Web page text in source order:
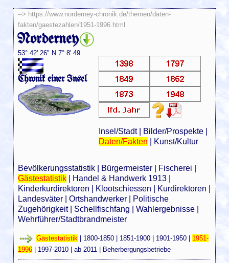
--> https://www.norderney-chronik.de/themen/daten-
fakten/gaestezahlen/1951-1996.html
Norderney
53° 42' 26" N 7° 8' 49
Chronik einer Insel
Insel/Stadt| Bilder/Prospekte|
Daten/Fakten
Kunst/Kultur
Bevölkerungsstatistik Bürgermeister Fischerei
Gästestatistik
Handel & Handwerk 1913
Kinderkurdirektoren
Klootschiessen Kurdirektoren
Landesväter |Ortshandwerker
Politische
Zugehörigkeit| Schellfischfang |Wahlergebnisse
Wehrführer/Stadtbrandmeister
Gästestatistik 1800-1850 1851-1900 1901-1950
1951-
1996 | 1997-2010 |ab 2011 | Beherbergungsbetriebe